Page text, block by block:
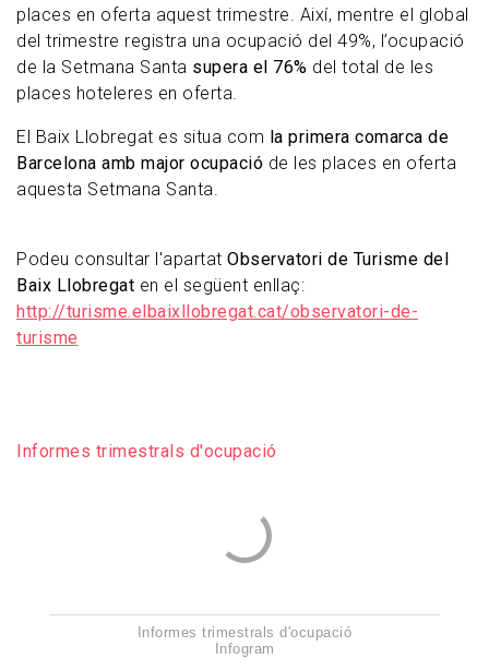
places en oferta aquest trimestre. Així, mentre el global
del trimestre registra una ocupació del 49%, l’ocupació
de la Setmana Santa supera el 76% del total de les
places hoteleres en oferta.
El Baix Llobregat es situa com la primera comarca de
Barcelona amb major ocupació de les places en oferta
aquesta Setmana Santa.
Podeu consultar l'apartat Observatori de Turisme del
Baix Llobregat en el següent enllaç:
http://turisme.elbaixllobregat.cat/observatori-de-
turisme
Informes trimestrals d'ocupació
Informes trimestrals d'ocupació
Infogram